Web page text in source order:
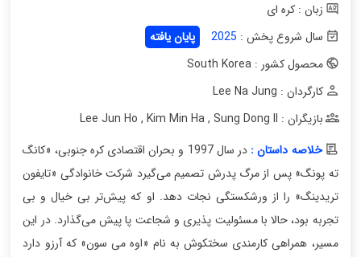
زبان : کره ای
سال شروع پخش : 2025
پایان یافته
محصول کشور : South Korea
کارگردان : Lee Na Jung
بازیگران : Lee Jun Ho
, Kim Min Ha, Sung Dong Il
خلاصه داستان :
در سال 1997 و بحران اقتصادی کره‌ جنوبی، «کانگ
ته‌ پونگ» پس از مرگ پدرش تصمیم می‌گیرد شرکت خانوادگی «تایفون
تریدینگ» را از ورشکستگی نجات دهد. او که پیش‌تر بی‌ خیال و بی‌
تجربه بود، حالا با مسئولیت‌ پذیری و شجاعت پا پیش می‌گذارد. در این
مسیر، همراهی کارمندی سختکوش به نام «اوه می سون» که آرزو دارد